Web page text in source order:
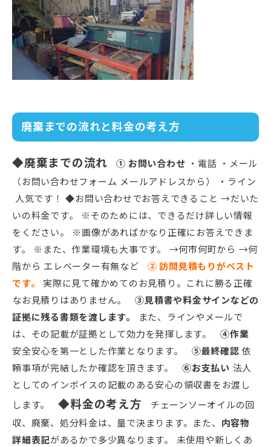
廃棄までの流れと料金の考え方
◆廃棄までの流れ ① お問い合わせ ・電話 ・メール
（お問い合わせフォーム メールアドレスから） ・ライン
人気です！ ◆お問い合わせでお答えできること →だいた
いの料金です。 ※そのためには、できるだけ詳しい情報
をください。 ※画像があればかなり正確にお答えできま
す。 ※また、作業環境も大事です。 →何市何町から →何
階から エレベーター有無など ② 訪問見積もりがベスト
です。
実際に見て確かめてのお見積り。これに勝る正確
なお見積りはありません。③見積書や料金サインなどの
証拠に残る書類を渡します。
また、ラインやメールで
は、その記載が証拠として効力を発揮します。 ④作業
安全安心を第一とした作業となります。 ⑤最終確認 依
頼事項が完結したか確認を頂きます。 ⑥お支払い 法人
としてのインボイスの記載のある安心の領収書をお渡し
します。◆料金の考え方 チェーンソーオイルの回
収、廃棄、処分料金は、量で決まります。また、 内容物
詳細表記があるかで多少異なります。 未使用や新しくあ